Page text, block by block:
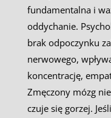
fundamentalna i
oddychanie.
brak odpoczynku
nerwowego,
koncentrację,
Zmęczony mózg
czuje się gorzej.